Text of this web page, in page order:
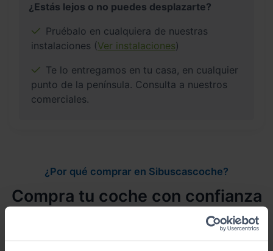
¿Estás lejos o no puedes desplazarte?
Pruébalo en cualquiera de nuestras
instalaciones (Ver instalaciones)
Te lo entregamos en tu casa, en cualquier
punto de la península. Consulta a nuestros
comerciales.
¿Por qué comprar en Sibuscascoche?
Compra tu coche con confianza